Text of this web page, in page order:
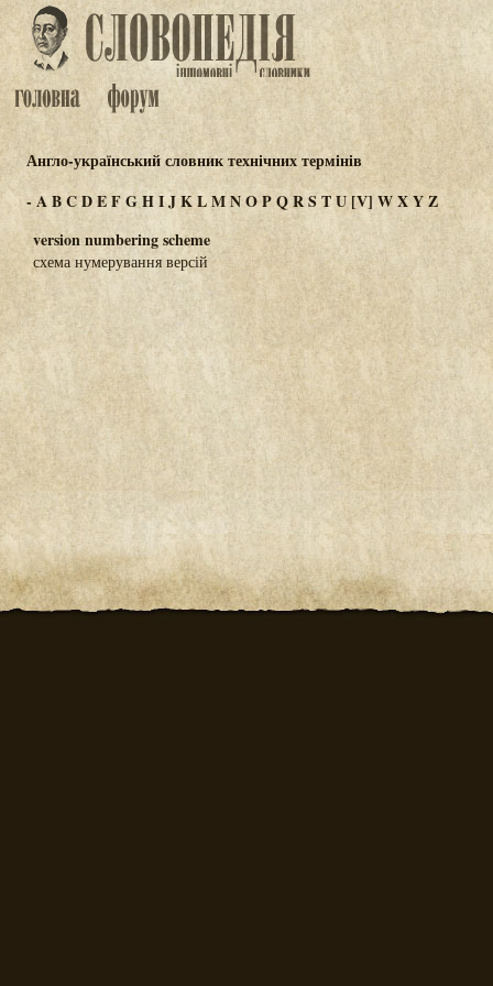
Англо-український словник технічних термінів
-ABCDEFGHIJKLMNOPQRSTU[V] WXYZ
version numbering scheme
схема нумерування версій